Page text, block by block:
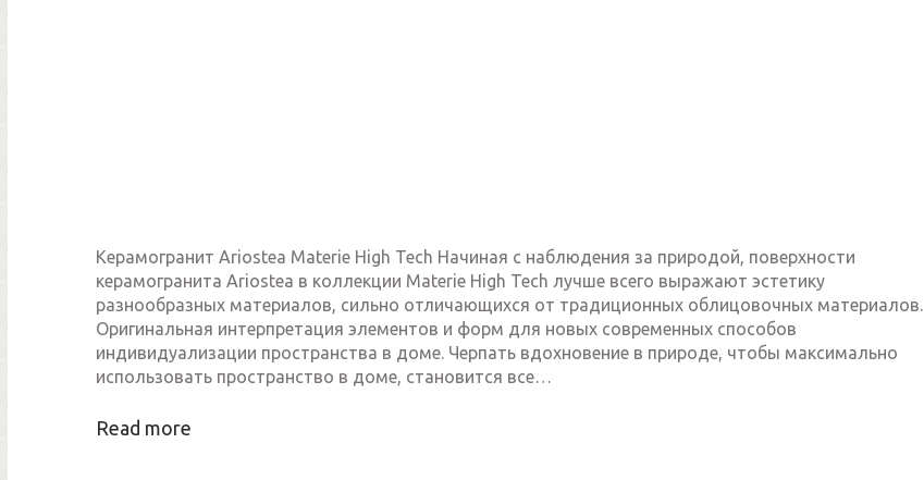
Керамогранит Ariostea Materie High Tech Начиная с наблюдения за природой, поверхности
керамогранита Ariostea в коллекции Materie High Tech лучше всего выражают эстетику
разнообразных материалов, сильно отличающихся от традиционных облицовочных материалов.
Оригинальная интерпретация элементов и форм для новых современных способов
индивидуализации пространства в доме. Черпать вдохновение в природе, чтобы максимально
использовать пространство в доме, становится все…
Read more